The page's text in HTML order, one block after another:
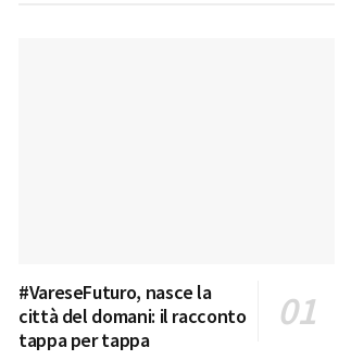
#VareseFuturo, nasce la
città del domani: il racconto
tappa per tappa